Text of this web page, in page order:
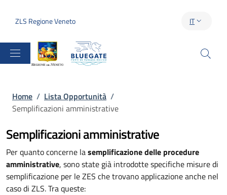
ZLS Regione Veneto IT
Briciole di pane
Home / Lista Opportunità /
Semplificazioni amministrative
Semplificazioni amministrative
Per quanto concerne lasemplificazione delle procedure
amministrative, sono state già introdotte specifiche misure di
semplificazione per le ZES che trovano applicazione anche nel
caso di ZLS. Tra queste: